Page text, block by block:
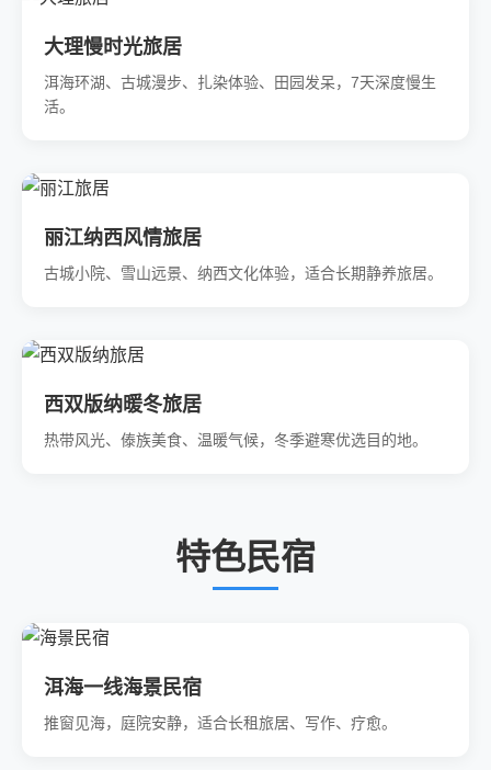
大理慢时光旅居
洱海环湖、古城漫步、扎染体验、田园发呆，7天深度慢生
活。
丽江纳西风情旅居
古城小院、雪山远景、纳西文化体验，适合长期静养旅居。
西双版纳暖冬旅居
热带风光、傣族美食、温暖气候，冬季避寒优选目的地。
特色民宿
洱海一线海景民宿
推窗见海，庭院安静，适合长租旅居、写作、疗愈。